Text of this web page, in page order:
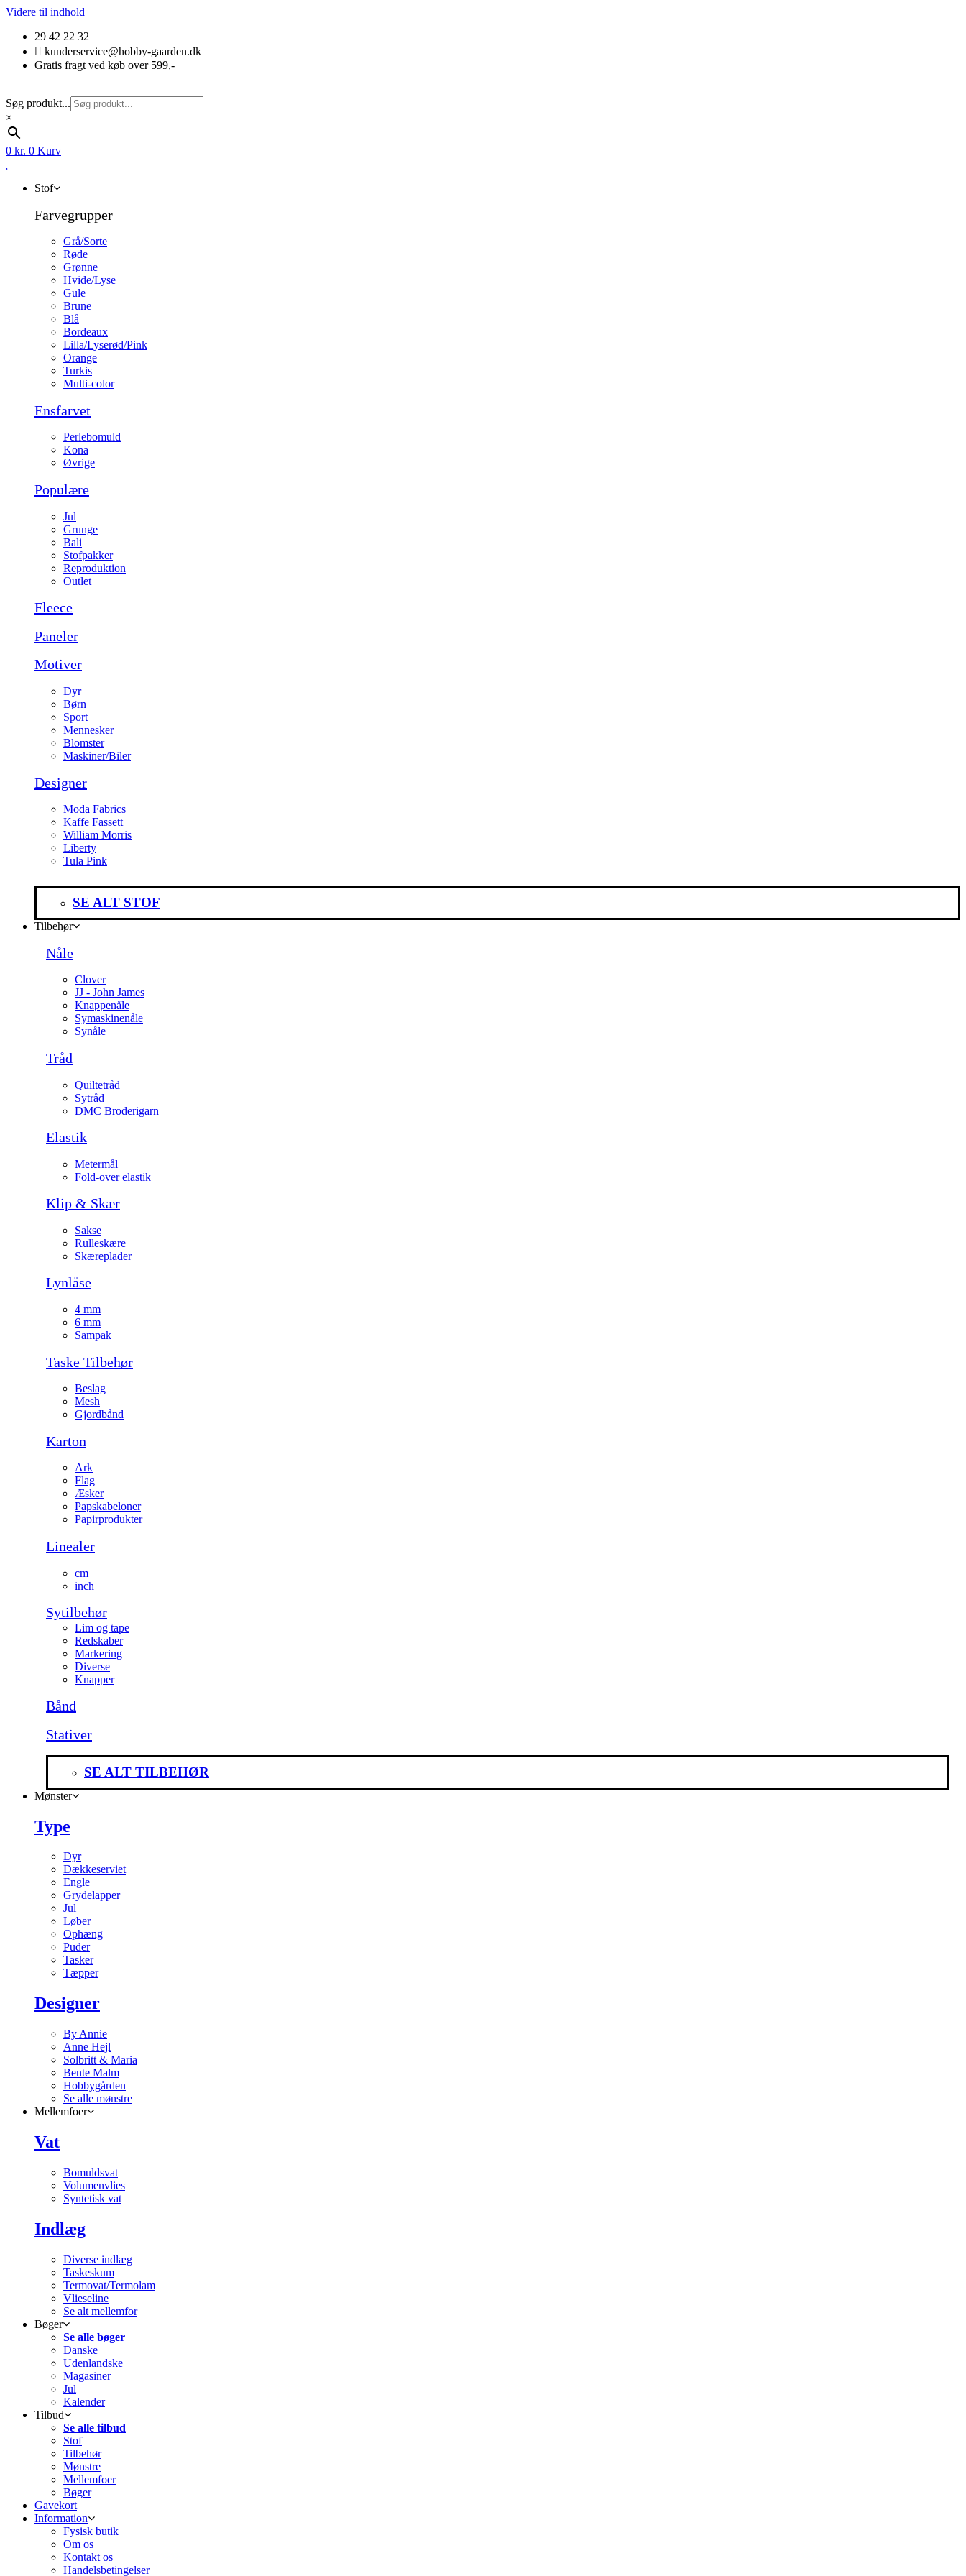
Videre til indhold
29 42 22 32
kunderservice@hobby-gaarden.dk
Gratis fragt ved køb over 599,-
Søg produkt...
×
0 kr. 0 Kurv
Stof
Farvegrupper
Grå/Sorte
Røde
Grønne
Hvide/Lyse
Gule
Brune
Blå
Bordeaux
Lilla/Lyserød/Pink
Orange
Turkis
Multi-color
Ensfarvet
Perlebomuld
Kona
Øvrige
Populære
Jul
Grunge
Bali
Stofpakker
Reproduktion
Outlet
Fleece
Paneler
Motiver
Dyr
Børn
Sport
Mennesker
Blomster
Maskiner/Biler
Designer
Moda Fabrics
Kaffe Fassett
William Morris
Liberty
Tula Pink
SE ALT STOF
Tilbehør
Nåle
Clover
JJ - John James
Knappenåle
Symaskinenåle
Synåle
Tråd
Quiltetråd
Sytråd
DMC Broderigarn
Elastik
Metermål
Fold-over elastik
Klip & Skær
Sakse
Rulleskære
Skæreplader
Lynlåse
4 mm
6 mm
Sampak
Taske Tilbehør
Beslag
Mesh
Gjordbånd
Karton
Ark
Flag
Æsker
Papskabeloner
Papirprodukter
Linealer
cm
inch
Sytilbehør
Lim og tape
Redskaber
Markering
Diverse
Knapper
Bånd
Stativer
SE ALT TILBEHØR
Mønster
Type
Dyr
Dækkeserviet
Engle
Grydelapper
Jul
Løber
Ophæng
Puder
Tasker
Tæpper
Designer
By Annie
Anne Hejl
Solbritt & Maria
Bente Malm
Hobbygården
Se alle mønstre
Mellemfoer
Vat
Bomuldsvat
Volumenvlies
Syntetisk vat
Indlæg
Diverse indlæg
Taskeskum
Termovat/Termolam
Vlieseline
Se alt mellemfor
Bøger
Se alle bøger
Danske
Udenlandske
Magasiner
Jul
Kalender
Tilbud
Se alle tilbud
Stof
Tilbehør
Mønstre
Mellemfoer
Bøger
Gavekort
Information
Fysisk butik
Om os
Kontakt os
Handelsbetingelser